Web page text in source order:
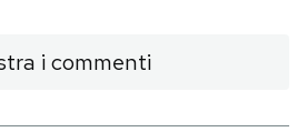
i commenti